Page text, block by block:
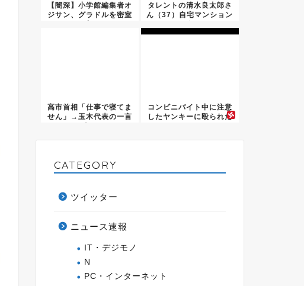
【闇深】小学館編集者オ
ジサン、グラドルを密室
タレントの清水良太郎さ
ん（37）自宅マンション
高市首相「仕事で寝てま
せん」→玉木代表の一言
コンビニバイト中に注意
したヤンキーに殴られた
CATEGORY
ツイッター
ニュース速報
IT・デジモノ
N
PC・インターネット